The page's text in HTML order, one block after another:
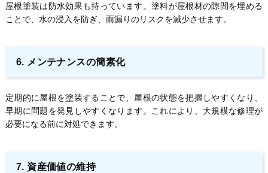
屋根塗装は防水効果も持っています。塗料が屋根材の隙間を埋める
ことで、水の浸入を防ぎ、雨漏りのリスクを減少させます。
6. メンテナンスの簡素化
定期的に屋根を塗装することで、屋根の状態を把握しやすくなり、
早期に問題を発見しやすくなります。これにより、大規模な修理が
必要になる前に対処できます。
7. 資産価値の維持